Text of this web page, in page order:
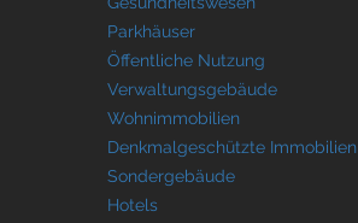
Parkhäuser
Öffentliche Nutzung
Verwaltungsgebäude
Wohnimmobilien
Denkmalgeschützte Immobilien
Sondergebäude
Hotels